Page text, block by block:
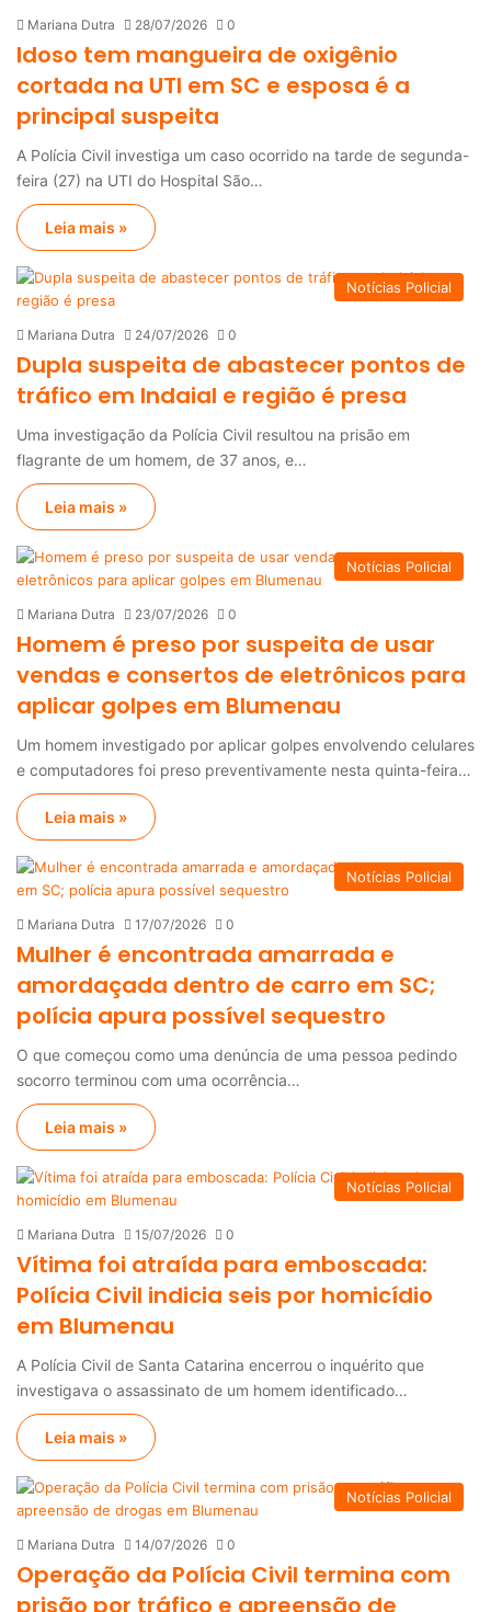
Mariana Dutra 28/07/2026 0
Idoso tem mangueira de oxigênio
cortada na UTI em SC e esposa é a
principal suspeita
A Polícia Civil investiga um caso ocorrido na tarde de segunda-
feira (27) na UTI do Hospital São…
Leia mais »
Notícias Policial
Mariana Dutra 24/07/2026 0
Dupla suspeita de abastecer pontos de
tráfico em Indaial e região é presa
Uma investigação da Polícia Civil resultou na prisão em
flagrante de um homem, de 37 anos, e…
Leia mais »
Notícias Policial
Mariana Dutra 23/07/2026 0
Homem é preso por suspeita de usar
vendas e consertos de eletrônicos para
aplicar golpes em Blumenau
Um homem investigado por aplicar golpes envolvendo celulares
e computadores foi preso preventivamente nesta quinta-feira…
Leia mais »
Notícias Policial
Mariana Dutra 17/07/2026 0
Mulher é encontrada amarrada e
amordaçada dentro de carro em SC;
polícia apura possível sequestro
O que começou como uma denúncia de uma pessoa pedindo
socorro terminou com uma ocorrência…
Leia mais »
Notícias Policial
Mariana Dutra 15/07/2026 0
Vítima foi atraída para emboscada:
Polícia Civil indicia seis por homicídio
em Blumenau
A Polícia Civil de Santa Catarina encerrou o inquérito que
investigava o assassinato de um homem identificado…
Leia mais »
Notícias Policial
Mariana Dutra 14/07/2026 0
Operação da Polícia Civil termina com
prisão por tráfico e apreensão de